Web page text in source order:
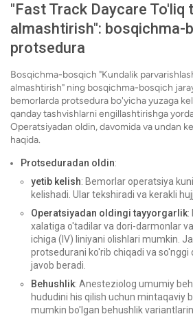
"Fast Track Daycare To'liq
almashtirish": bosqichma-
protsedura
Bosqichma-bosqich "Kundalik
almashtirish" ning bosqichma-bosqich
bemorlarda protsedura bo'yicha yuzaga
qanday tashvishlarni engillashtirishga
Operatsiyadan oldin, davomida va undan
haqida.
Protseduradan oldin:
yetib kelish: Bemorlar operatsiya
kelishadi. Ular tekshiradi va kerakli
Operatsiyadan oldingi tayyorgarlik:
xalatiga o'tadilar va dori-darmonlar
ichiga (IV) liniyani olishlari mumkin.
protsedurani ko'rib chiqadi va
javob beradi.
Behushlik: Anesteziolog umumiy
hududini his qilish uchun mintaqaviy
mumkin bo'lgan behushlik